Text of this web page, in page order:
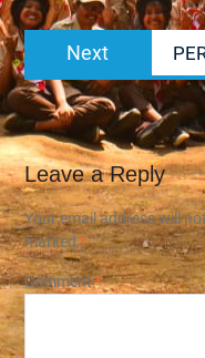
Next
Leave a Reply
Your email address will
marked*
Comment*